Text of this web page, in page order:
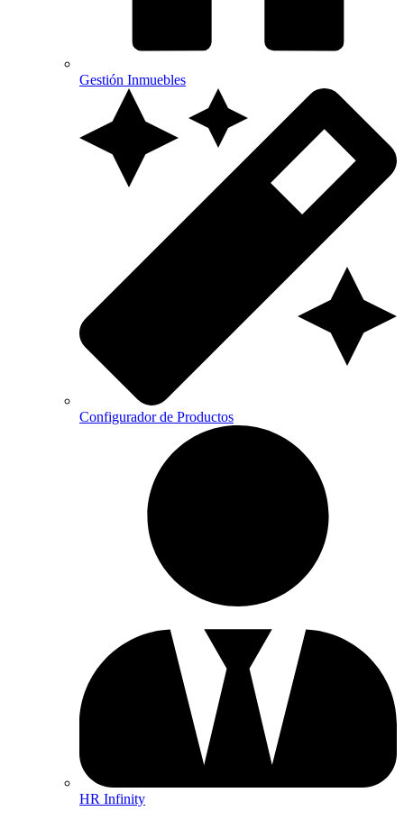
Gestión Inmuebles
Configurador de Productos
HR Infinity